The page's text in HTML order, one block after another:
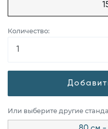
Количество:
Или выберите другие